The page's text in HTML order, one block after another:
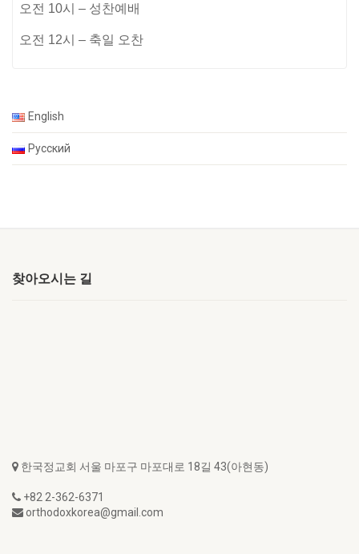
오전 10시 – 성찬예배
오전 12시 – 축일 오찬
English
Русский
찾아오시는 길
한국정교회 서울 마포구 마포대로 18길 43(아현동)
+82 2-362-6371
orthodoxkorea@gmail.com